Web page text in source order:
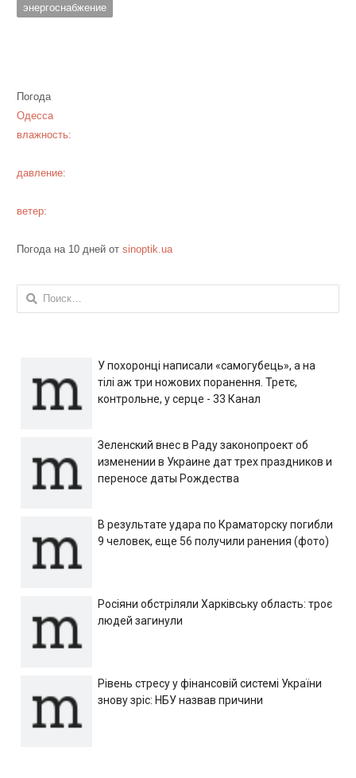
энергоснабжение
Погода
Одесса
влажность:
давление:
ветер:
Погода на 10 дней от sinoptik.ua
Найти:
У похоронці написали «самогубець», а на
тілі аж три ножових поранення. Третє,
контрольне, у серце - 33 Канал
Зеленский внес в Раду законопроект об
изменении в Украине дат трех праздников и
переносе даты Рождества
В результате удара по Краматорску погибли
9 человек, еще 56 получили ранения (фото)
Росіяни обстріляли Харківську область: троє
людей загинули
Рівень стресу у фінансовій системі України
знову зріс: НБУ назвав причини